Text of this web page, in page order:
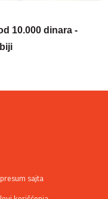
10.000 dinara -
sajta